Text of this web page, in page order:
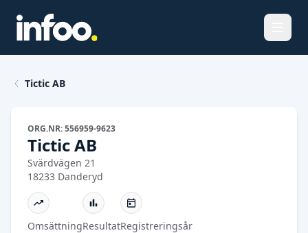
Tictic AB
ORG.NR: 556959-9623
Tictic AB
Svärdvägen 21
18233 Danderyd
OmsättningResultatRegistreringsår